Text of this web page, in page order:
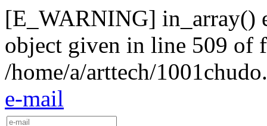
[E_WARNING] in_array()
object given in line 509 of
/home/a/arttech/
e-mail